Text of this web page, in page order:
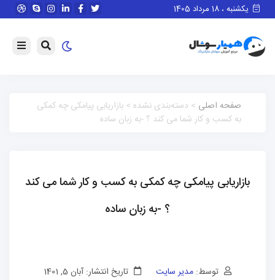
یکشنبه ، 18 مرداد 1405
صفحه اصلی > دسته‌بندی نشده > بازاریابی پیامکی چه کمکی
به کسب و کار شما می کند ؟ -به زبان ساده
بازاریابی پیامکی چه کمکی به کسب و کار شما می کند
؟ -به زبان ساده
توسط: مدیر سایت
تاریخ انتشار: آبان 5, 1401